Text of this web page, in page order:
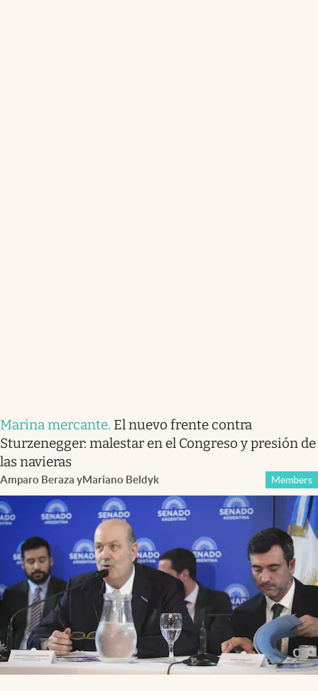
Marina mercante. El nuevo frente contra
Sturzenegger: malestar en el Congreso y presión de
las navieras
Amparo Beraza yMariano Beldyk Members